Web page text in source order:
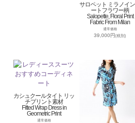
サロペット ミラノイ
ートフラワー柄
Salopette, Floral Print
Fabric From Milan
通常価格
39,000円(税別)
カシュクールタイト リッ
チプリント素材
Fitted Wrap Dress in
Geometric Print
通常価格